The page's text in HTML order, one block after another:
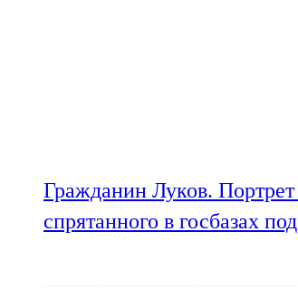
Гражданин Луков.
спрятанного в госбазах